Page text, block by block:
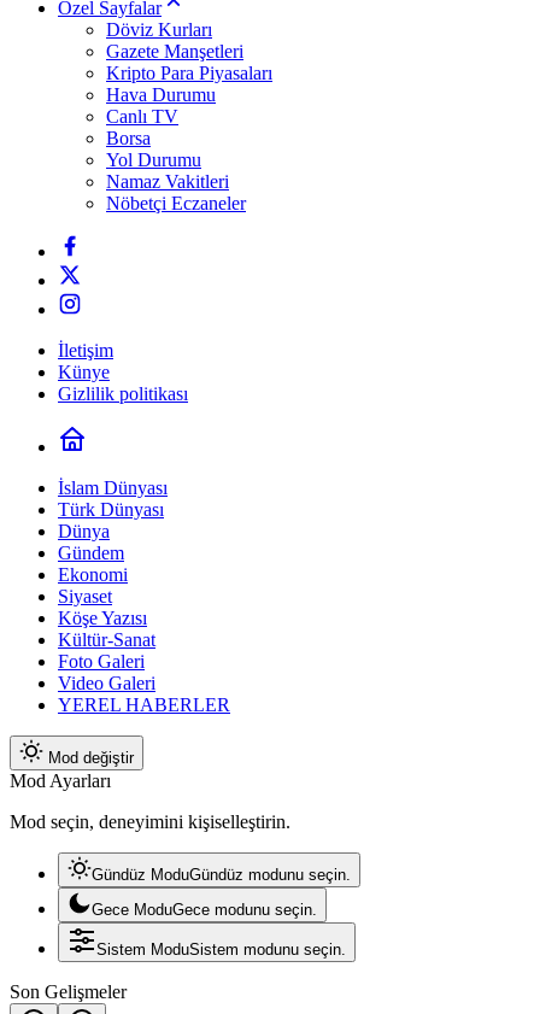
Özel Sayfalar
Döviz Kurları
Gazete Manşetleri
Kripto Para Piyasaları
Hava Durumu
Canlı TV
Borsa
Yol Durumu
Namaz Vakitleri
Nöbetçi Eczaneler
İletişim
Künye
Gizlilik politikası
İslam Dünyası
Türk Dünyası
Dünya
Gündem
Ekonomi
Siyaset
Köşe Yazısı
Kültür-Sanat
Foto Galeri
Video Galeri
YEREL HABERLER
Mod değiştir
Mod Ayarları
Mod seçin, deneyimini kişiselleştirin.
Gündüz ModuGündüz modunu seçin.
Gece ModuGece modunu seçin.
Sistem ModuSistem modunu seçin.
Son Gelişmeler